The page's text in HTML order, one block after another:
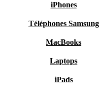
iPhones
Téléphones Samsung
MacBooks
Laptops
iPads